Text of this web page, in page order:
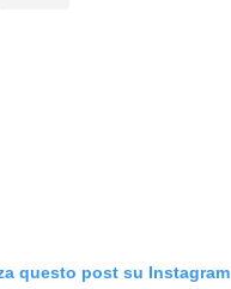
questo post su Instagram